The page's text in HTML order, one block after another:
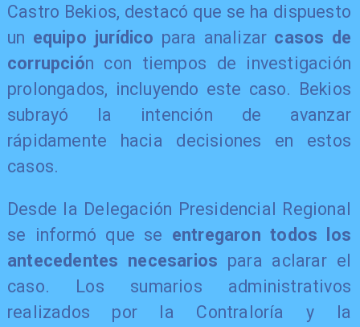
Castro Bekios, destacó que se ha dispuesto
un equipo jurídico para analizar casos de
corrupción con tiempos de investigación
prolongados, incluyendo este caso. Bekios
subrayó la intención de avanzar
rápidamente hacia decisiones en estos
casos.
Desde la Delegación Presidencial Regional
se informó que se entregaron todos los
antecedentes necesarios para aclarar el
caso. Los sumarios administrativos
realizados por la Contraloría y la